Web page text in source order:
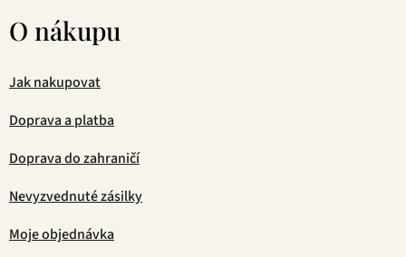
O nákupu
Jak nakupovat
Doprava a platba
Doprava do zahraničí
Nevyzvednuté zásilky
Moje objednávka